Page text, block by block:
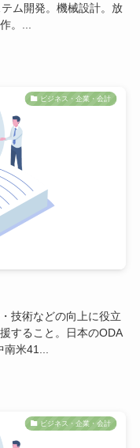
ム開発。機械設計。放
。...
ビジネス・企業・会計
技術などの向上に役立
すること。日本のODA
米41...
ビジネス・企業・会計